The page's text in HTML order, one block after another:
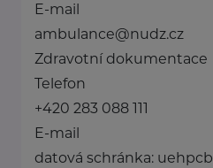
E-mail
ambulance@nudz.cz
Zdravotní dokumentace
Telefon
+420 283 088 111
E-mail
datová schránka: